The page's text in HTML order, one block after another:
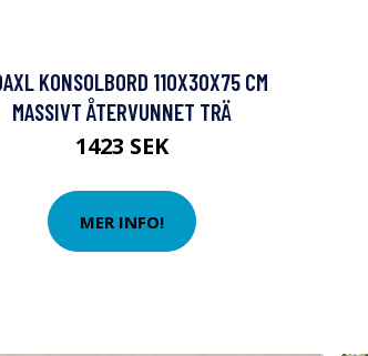
KONSOLBORD 110X30X75 CM
MASSIVT ÅTERVUNNET TRÄ
1423 SEK
MER INFO!